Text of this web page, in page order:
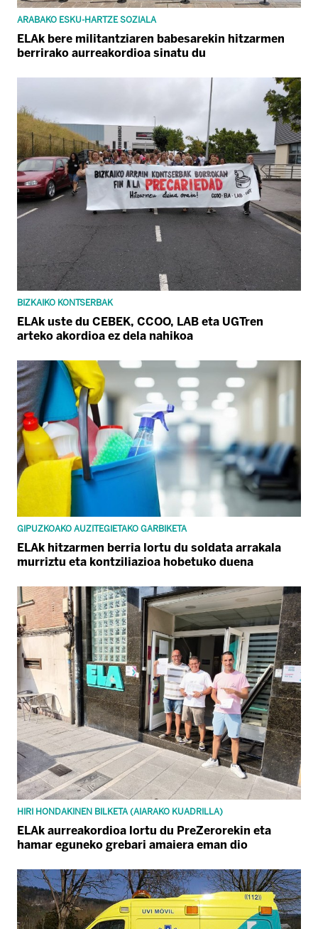
ARABAKO ESKU-HARTZE SOZIALA
ELAk bere militantziaren babesarekin hitzarmen
berrirako aurreakordioa sinatu du
BIZKAIKO KONTSERBAK
ELAk uste du CEBEK, CCOO, LAB eta UGTren
arteko akordioa ez dela nahikoa
GIPUZKOAKO AUZITEGIETAKO GARBIKETA
ELAk hitzarmen berria lortu du soldata arrakala
murriztu eta kontziliazioa hobetuko duena
HIRI HONDAKINEN BILKETA (AIARAKO KUADRILLA)
ELAk aurreakordioa lortu du PreZerorekin eta
hamar eguneko grebari amaiera eman dio